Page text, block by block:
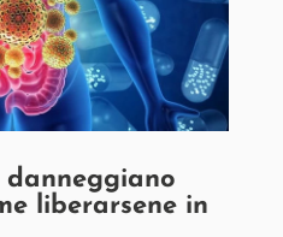
danneggiano
liberarsene in